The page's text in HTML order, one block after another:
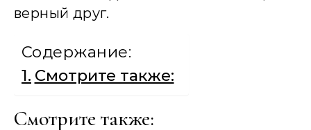
верный друг.
Содержание:
Смотрите также:
Смотрите также: